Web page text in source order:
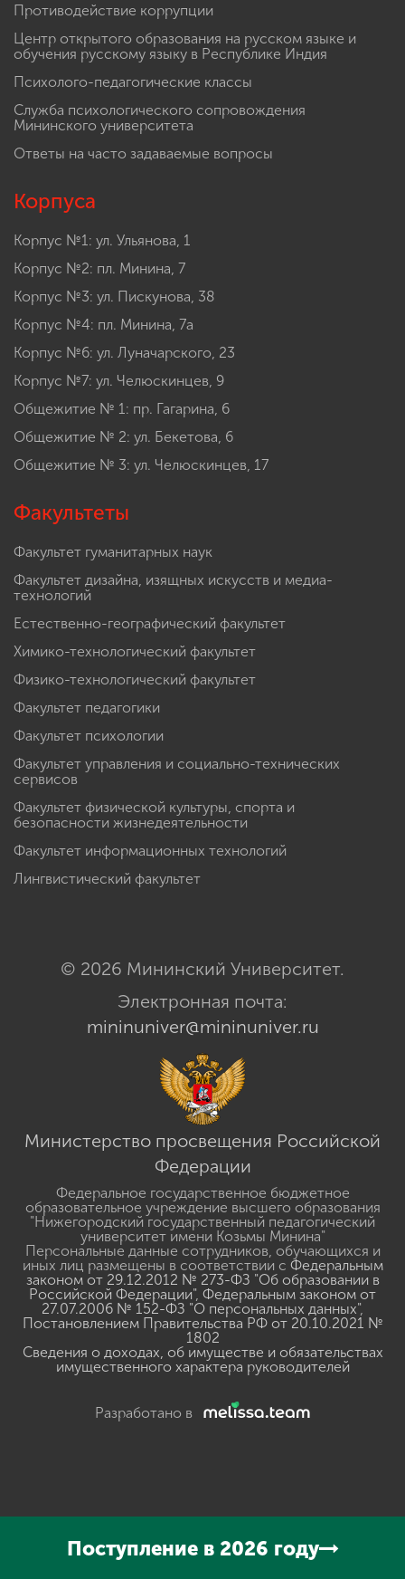
Противодействие коррупции
Центр открытого образования на русском языке и
обучения русскому языку в Республике Индия
Психолого-педагогические классы
Служба психологического сопровождения
Мининского университета
Ответы на часто задаваемые вопросы
Корпуса
Корпус №1: ул. Ульянова, 1
Корпус №2: пл. Минина, 7
Корпус №3: ул. Пискунова, 38
Корпус №4: пл. Минина, 7а
Корпус №6: ул. Луначарского, 23
Корпус №7: ул. Челюскинцев, 9
Общежитие № 1: пр. Гагарина, 6
Общежитие № 2: ул. Бекетова, 6
Общежитие № 3: ул. Челюскинцев, 17
Факультеты
Факультет гуманитарных наук
Факультет дизайна, изящных искусств и медиа-
технологий
Естественно-географический факультет
Химико-технологический факультет
Физико-технологический факультет
Факультет педагогики
Факультет психологии
Факультет управления и социально-технических
сервисов
Факультет физической культуры, спорта и
безопасности жизнедеятельности
Факультет информационных технологий
Лингвистический факультет
© 2026 Мининский Университет.
Электронная почта:
mininuniver@mininuniver.ru
Министерство просвещения Российской
Федерации
Федеральное государственное бюджетное
образовательное учреждение высшего образования
"Нижегородский государственный педагогический
университет имени Козьмы Минина"
Персональные данные сотрудников, обучающихся и
иных лиц размещены в соответствии с Федеральным
законом от 29.12.2012 № 273-ФЗ "Об образовании в
Российской Федерации", Федеральным законом от
27.07.2006 № 152-ФЗ "О персональных данных",
Постановлением Правительства РФ от 20.10.2021 №
1802
Сведения о доходах, об имуществе и обязательствах
имущественного характера руководителей
Разработано в
Поступление в 2026 году
Нажмите, чтобы прослушать выделенный текст
Powered
GSpeech